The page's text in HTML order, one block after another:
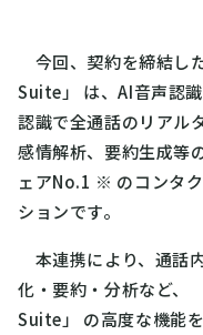
今回、契約を締結し
Suite」 は、AI音声認
認識で全通話のリアル
感情解析、要約生成等
ェアNo.1 ※ のコンタ
ションです。
本連携により、通話
化・要約・分析など
Suite」 の高度な機能